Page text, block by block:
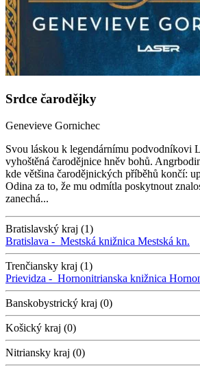
Srdce čarodějky
Genevieve Gornichec
Svou láskou k legendárnímu podvodníkovi
vyhoštěná čarodějnice hněv bohů.
kde většina čarodějnických příběhů končí:
Odina za to, že mu odmítla poskytnout
zanechá...
Bratislavský kraj (1)
Bratislava - Mestská knižnica Mestská kn.
Trenčiansky kraj (1)
Prievidza - Hornonitrianska knižnica
Banskobystrický kraj (0)
Košický kraj (0)
Nitriansky kraj (0)